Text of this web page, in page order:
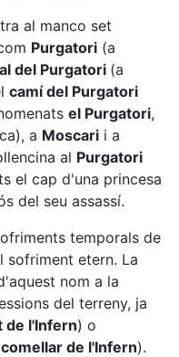
al manco set
Purgatori (a
del Purgatori (a
camí del Purgatori
el Purgatori,
a Moscari i a
al Purgatori
el cap d'una princesa
del seu assassí.
temporals de
sofriment etern. La
nom a la
del terreny, ja
de l'Infern) o
comellar de l'Infern).